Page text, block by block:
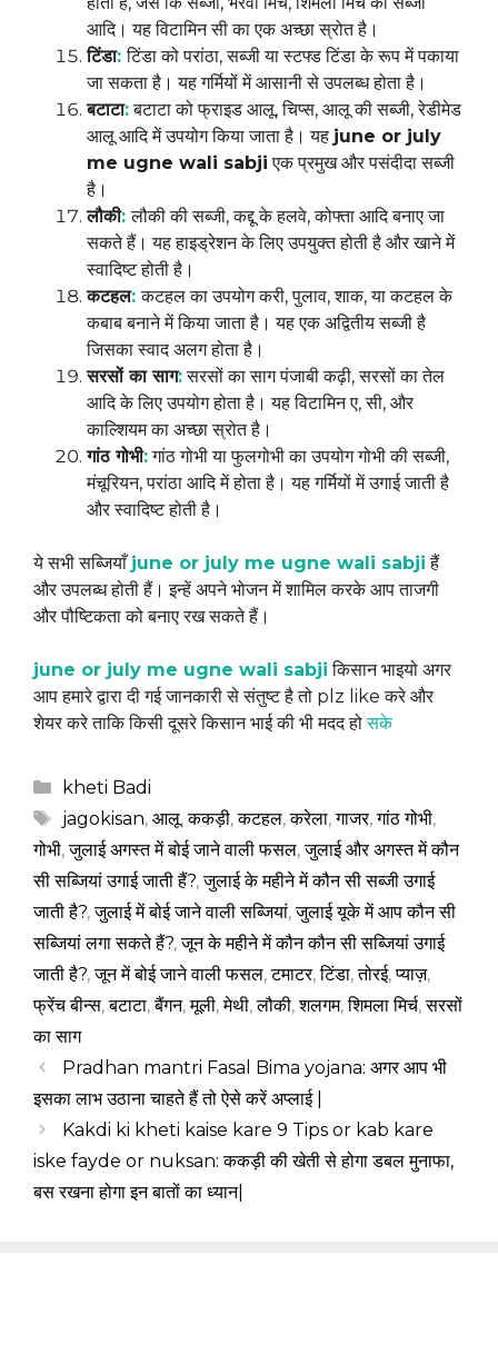
आदि। यह विटामिन सी का एक अच्छा स्रोत है।
टिंडा:टिंडा को परांठा, सब्जी या स्टफ्ड टिंडा के रूप में पकाया
जा सकता है। यह गर्मियों में आसानी से उपलब्ध होता है।
बटाटा:बटाटा को फ्राइड आलू, चिप्स, आलू की सब्जी, रेडीमेड
आलू आदि में उपयोग किया जाता है। यह june or july
me ugne wali sabji एक प्रमुख और पसंदीदा सब्जी
है।
लौकी:लौकी की सब्जी, कद्दू के हलवे, कोफ्ता आदि बनाए जा
सकते हैं। यह हाइड्रेशन के लिए उपयुक्त होती है और खाने में
स्वादिष्ट होती है।
कटहल:कटहल का उपयोग करी, पुलाव, शाक, या कटहल के
कबाब बनाने में किया जाता है। यह एक अद्वितीय सब्जी है
जिसका स्वाद अलग होता है।
सरसों का साग:सरसों का साग पंजाबी कढ़ी, सरसों का तेल
आदि के लिए उपयोग होता है। यह विटामिन ए, सी, और
काल्शियम का अच्छा स्रोत है।
गांठ गोभी:गांठ गोभी या फुलगोभी का उपयोग गोभी की सब्जी,
मंचूरियन, परांठा आदि में होता है। यह गर्मियों में उगाई जाती है
और स्वादिष्ट होती है।
ये सभी सब्जियाँ june or july me ugne wali sabji हैं
और उपलब्ध होती हैं। इन्हें अपने भोजन में शामिल करके आप ताजगी
और पौष्टिकता को बनाए रख सकते हैं।
june or july me ugne wali sabji किसान भाइयो अगर
आप हमारे द्वारा दी गई जानकारी से संतुष्ट है तो plz like करे और
शेयर करे ताकि किसी दूसरे किसान भाई की भी मदद होसके
Categories
kheti Badi
Tags
jagokisan, आलू,ककड़ी,कटहल,करेला,गाजर,गांठ गोभी,
गोभी,जुलाई अगस्त में बोई जाने वाली फसल,जुलाई और अगस्त में कौन
सी सब्जियां उगाई जाती हैं?,जुलाई के महीने में कौन सी सब्जी उगाई
जाती है?,जुलाई में बोई जाने वाली सब्जियां,जुलाई यूके में आप कौन सी
सब्जियां लगा सकते हैं?,जून के महीने में कौन कौन सी सब्जियां उगाई
जाती है?,जून में बोई जाने वाली फसल,टमाटर,टिंडा,तोरई,प्याज़,
फ्रेंच बीन्स,बटाटा,बैंगन,मूली,मेथी,लौकी,शलगम,शिमला मिर्च,सरसों
का साग
Pradhan mantri Fasal Bima yojana: अगर आप भी
इसका लाभ उठाना चाहते हैं तो ऐसे करें अप्लाई |
Kakdi ki kheti kaise kare 9 Tips or kab kare
iske fayde or nuksan: ककड़ी की खेती से होगा डबल मुनाफा,
बस रखना होगा इन बातों का ध्यान|